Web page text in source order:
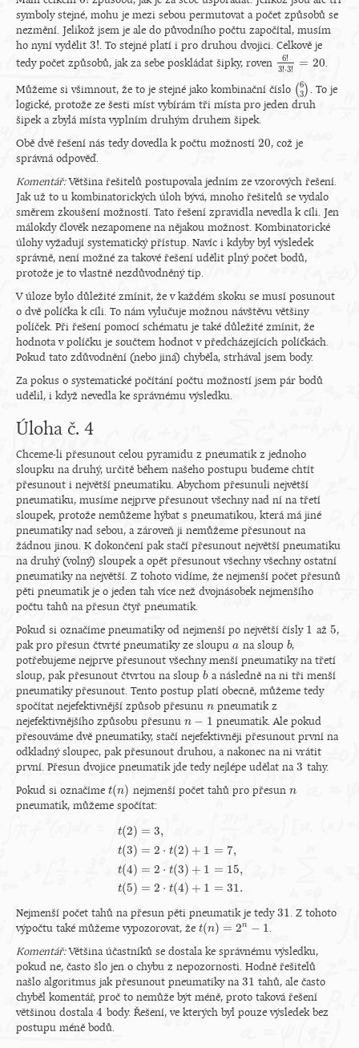
symboly stejné, mohu je mezi sebou permutovat a počet způsobů se
nezmění. Jelikož jsem je ale do původního počtu započítal, musím
ho nyní vydělit 3!
3!. To stejné platí i pro druhou dvojici. Celkově je
tedy počet způsobů, jak za sebe poskládat šipky, roven
6!
3!⋅3! = 20
6!3!⋅ 3!= 20 .
Můžeme si všimnout, že to je stejné jako kombinační číslo (6
3)
(63). To je
logické, protože ze šesti míst vybírám tři místa pro jeden druh
šipek a zbylá místa vyplním druhým druhem šipek.
Obě dvě řešení nás tedy dovedla k počtu možností 20
20, což je
správná odpověď.
Komentář:Většina řešitelů postupovala jedním ze vzorových řešení.
Jak už to u kombinatorických úloh bývá, mnoho řešitelů se vydalo
směrem zkoušení možností. Tato řešení zpravidla nevedla k cíli. Jen
málokdy člověk nezapomene na nějakou možnost. Kombinatorické
úlohy vyžadují systematický přístup. Navíc i kdyby byl výsledek
správně, není možné za takové řešení udělit plný počet bodů,
protože je to vlastně nezdůvodněný tip.
V úloze bylo důležité zmínit, že v každém skoku se musí posunout
o dvě políčka k cíli. To nám vylučuje možnou návštěvu většiny
políček. Při řešení pomocí schématu je také důležité zmínit, že
hodnota v políčku je součtem hodnot v předcházejících políčkách.
Pokud tato zdůvodnění (nebo jiná) chyběla, strhával jsem body.
Za pokus o systematické počítání počtu možností jsem pár bodů
udělil, i když nevedla ke správnému výsledku.
Úloha č. 4
Chceme-li přesunout celou pyramidu z pneumatik z jednoho
sloupku na druhý, určitě během našeho postupu budeme chtít
přesunout i největší pneumatiku. Abychom přesunuli největší
pneumatiku, musíme nejprve přesunout všechny nad ní na třetí
sloupek, protože nemůžeme hýbat s pneumatikou, která má jiné
pneumatiky nad sebou, a zároveň ji nemůžeme přesunout na
žádnou jinou. K dokončení pak stačí přesunout největší pneumatiku
na druhý (volný) sloupek a opět přesunout všechny všechny ostatní
pneumatiky na největší. Z tohoto vidíme, že nejmenší počet přesunů
pěti pneumatik je o jeden tah více než dvojnásobek nejmenšího
počtu tahů na přesun čtyř pneumatik.
Pokud si označíme pneumatiky od nejmenší po největší čísly 1
1 až 5
5,
pak pro přesun čtvrté pneumatiky ze sloupu a
a na sloup b
b,
potřebujeme nejprve přesunout všechny menší pneumatiky na třetí
sloup, pak přesunout čtvrtou na sloup b
ba následně na ni tři menší
pneumatiky přesunout. Tento postup platí obecně, můžeme tedy
spočítat nejefektivnější způsob přesunu n
n pneumatik z
nejefektivnějšího způsobu přesunu n − 1
n−1
pneumatik. Ale pokud
přesouváme dvě pneumatiky, stačí nejefektivněji přesunout první na
odkladný sloupec, pak přesunout druhou, a nakonec na ni vrátit
první. Přesun dvojice pneumatik jde tedy nejlépe udělat na 3
3 tahy.
Pokud si označíme t(n)
t(n) nejmenší počet tahů pro přesun n
n
pneumatik, můžeme spočítat:
t(2)
t(3)
t(4)
t(5)
= 3,
= 2 ⋅ t(2) + 1 = 7,
= 2 ⋅ t(3) + 1 = 15,
= 2 ⋅ t(4) + 1 = 31.
2 = 2⋅ ( 4)
Nejmenší počet tahů na přesun pěti pneumatik je tedy31
31. Z tohoto
výpočtu také můžeme vypozorovat, že t(n) = 2n − 1
t(n)= 2n −1
.
Komentář:Většina účastníků se dostala ke správnému výsledku,
pokud ne, často šlo jen o chybu z nepozornosti. Hodně řešitelů
našlo algoritmus jak přesunout pneumatiky na 31
31 tahů, ale často
chyběl komentář, proč to nemůže být méně, proto taková řešení
většinou dostala 4
4 body. Řešení, ve kterých byl pouze výsledek bez
postupu méně bodů.